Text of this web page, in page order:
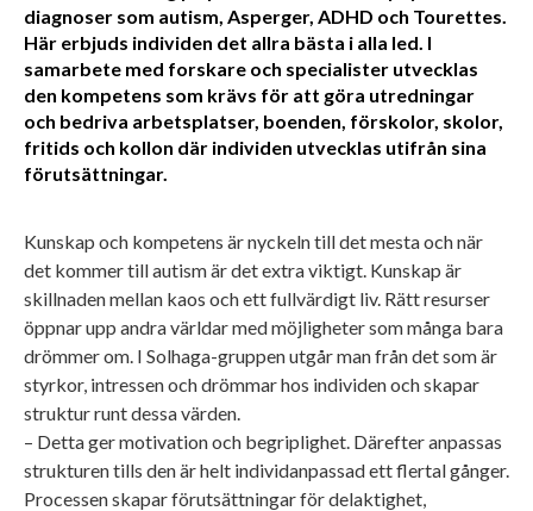
diagnoser som autism, Asperger, ADHD och Tourettes.
Här erbjuds individen det allra bästa i alla led. I
samarbete med forskare och specialister utvecklas
den kompetens som krävs för att göra utredningar
och bedriva arbetsplatser, boenden, förskolor, skolor,
fritids och kollon där individen utvecklas utifrån sina
förutsättningar.
Kunskap och kompetens är nyckeln till det mesta och när
det kommer till autism är det extra viktigt. Kunskap är
skillnaden mellan kaos och ett fullvärdigt liv. Rätt resurser
öppnar upp andra världar med möjligheter som många bara
drömmer om. I Solhaga-gruppen utgår man från det som är
styrkor, intressen och drömmar hos individen och skapar
struktur runt dessa värden.
– Detta ger motivation och begriplighet. Därefter anpassas
strukturen tills den är helt individanpassad ett flertal gånger.
Processen skapar förutsättningar för delaktighet,